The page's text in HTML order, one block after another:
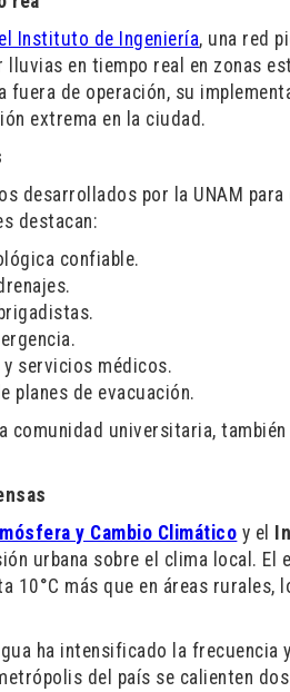
Instituto de Ingeniería, una red
en tiempo real en zonas
de operación, su
extrema en la ciudad.
desarrollados por la UNAM
destacan:
confiable.
servicios médicos.
planes de evacuación.
universitaria, también
y Cambio Climático y el
urbana sobre el clima local. El
10°C más que en áreas rurales,
ha intensificado la frecuencia
del país se calienten